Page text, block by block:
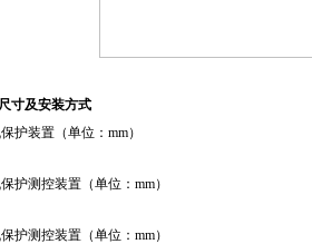
寸及安装方式
护装置（单位：mm）
护测控装置（单位：mm）
护测控装置（单位：mm）